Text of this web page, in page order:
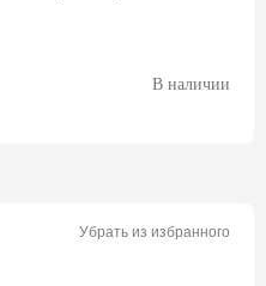
В наличии
Убрать из избранного